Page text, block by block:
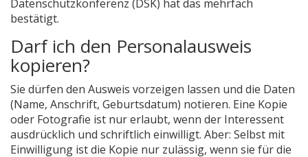
Datenschutzkonferenz (DSK) hat das mehrfach
bestätigt.
Darf ich den Personalausweis
kopieren?
Sie dürfen den Ausweis vorzeigen lassen und die Daten
(Name, Anschrift, Geburtsdatum) notieren. Eine Kopie
oder Fotografie ist nur erlaubt, wenn der Interessent
ausdrücklich und schriftlich einwilligt. Aber: Selbst mit
Einwilligung ist die Kopie nur zulässig, wenn sie für die